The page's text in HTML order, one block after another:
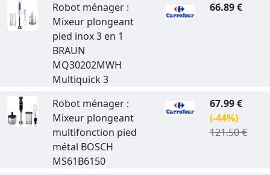
Robot ménager :
Mixeur plongeant
pied inox 3 en 1
BRAUN
MQ30202MWH
Multiquick 3
66.89 €
Robot ménager :
Mixeur plongeant
multifonction pied
métal BOSCH
MS61B6150
67.99 €
(-44%)
121.50 €